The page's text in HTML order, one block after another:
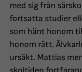
med sig från
fortsatta studier
som hänt honom
honom rätt.
ursäkt. Mattias